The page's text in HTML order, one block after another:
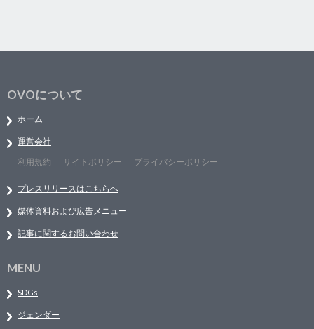
OVOについて
ホーム
運営会社
利用規約
サイトポリシー プライバシーポリシー
プレスリリースはこちらへ
媒体資料および広告メニュー
記事に関するお問い合わせ
MENU
SDGs
ジェンダー